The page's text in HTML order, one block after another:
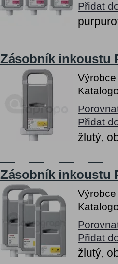
Přidat
Zásobník inkoustu
Přidat
žlutý,
Zásobník inkoustu
Přidat
žlutý,